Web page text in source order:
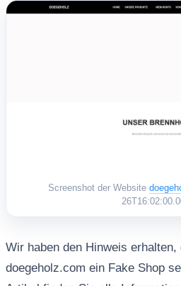
Screenshot der Website
Wir haben den Hinweis
doegeholz.com ein Fake Shop